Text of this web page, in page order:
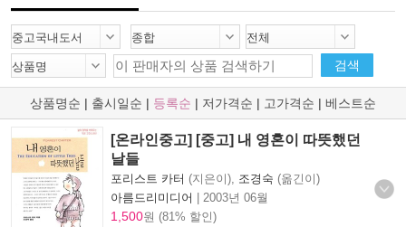
검색
상품명순 | 출시일순 | 등록순 | 저가격순 | 고가격순 | 베스트순
[온라인중고] [중고] 내 영혼이 따뜻했던
날들
포리스트 카터 (지은이), 조경숙 (옮긴이)
아름드리미디어 | 2003년 06월
1,500원 (81% 할인)